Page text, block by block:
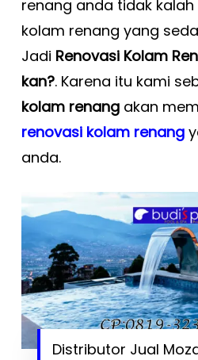
renang anda tidak
kolam renang yang
Jadi Renovasi Kolam
kan?. Karena itu kami
kolam renangakan
renovasi kolam renang
anda.
Distributor Jual